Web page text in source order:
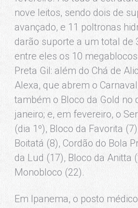
nove leitos, sendo dois de
avançado, e 11 poltronas
darão suporte a um total de
entre eles os 10
Preta Gil: além do Chá de
Alexa, que abrem o
também o Bloco da Gold no
janeiro; e, em fevereiro, o
(dia 1º), Bloco da Favorita
Boitatá (8), Cordão do Bola
da Lud (17), Bloco da Anitta
Monobloco (22).
Em Ipanema, o posto